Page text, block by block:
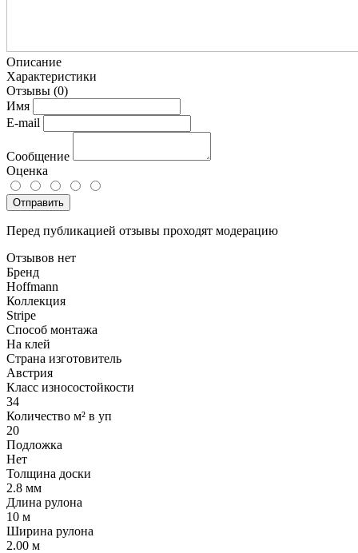
Описание
Характеристики
Отзывы (0)
Имя
E-mail
Сообщение
Оценка
Отправить
Перед публикацией отзывы проходят модерацию
Отзывов нет
Бренд
Hoffmann
Коллекция
Stripe
Способ монтажа
На клей
Страна изготовитель
Австрия
Класс износостойкости
34
Количество м² в уп
20
Подложка
Нет
Толщина доски
2.8 мм
Длина рулона
10 м
Ширина рулона
2.00 м